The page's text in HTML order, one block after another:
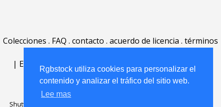
Rgbstock utiliza cookies para personalizar el
contenido y analizar el tráfico del sitio web.
Lee mas
Colecciones . FAQ . contacto . acuerdo de licencia . términos
| English | Deutsch| Español Português
Nederlands|
Shutterstock official partner of Rgbstock